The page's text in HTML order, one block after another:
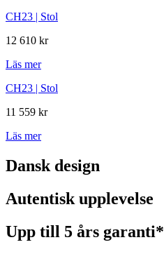
CH23 | Stol
12 610 kr
Läs mer
CH23 | Stol
11 559 kr
Läs mer
Dansk design
Autentisk upplevelse
Upp till 5 års garanti*